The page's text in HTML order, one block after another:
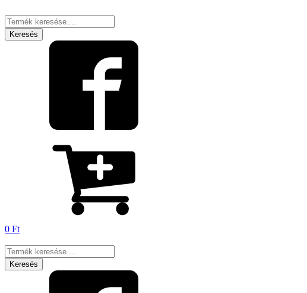
Products
search
Keresés
0 Ft
Products
search
Keresés